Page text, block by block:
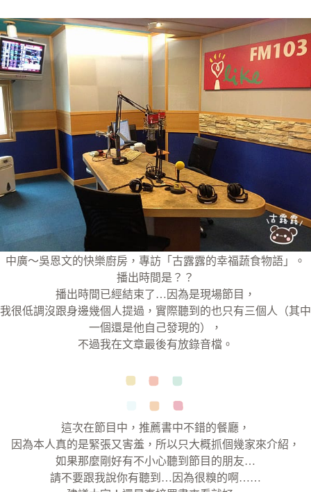
中廣～吳恩文的快樂廚房，專訪「古露露的幸福蔬食物語」。
播出時間是？？
播出時間已經結束了…因為是現場節目，
我很低調沒跟身邊幾個人提過，實際聽到的也只有三個人（其中
一個還是他自己發現的），
不過我在文章最後有放錄音檔。
這次在節目中，推薦書中不錯的餐廳，
因為本人真的是緊張又害羞，所以只大概抓個幾家來介紹，
如果那麼剛好有不小心聽到節目的朋友…
請不要跟我說你有聽到…因為很糗的啊……